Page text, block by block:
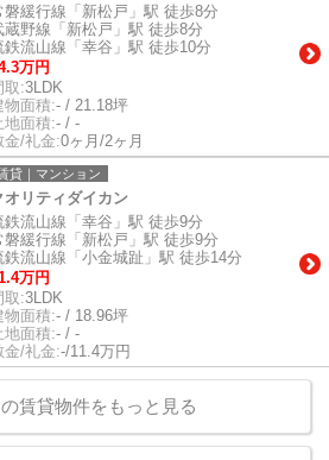
磐緩行線「新松戸」駅 徒歩8分
蔵野線「新松戸」駅 徒歩8分
鉄流山線「幸谷」駅 徒歩10分
万円
取:3LDK
物面積:- / 21.18坪
地面積:- / -
金/礼金:0ヶ月/2ヶ月
貸｜マンション
オリティダイカン
鉄流山線「幸谷」駅 徒歩9分
磐緩行線「新松戸」駅 徒歩9分
鉄流山線「小金城趾」駅 徒歩14分
万円
取:3LDK
物面積:- / 18.96坪
地面積:- / -
金/礼金:-/11.4万円
賃貸物件をもっと見る